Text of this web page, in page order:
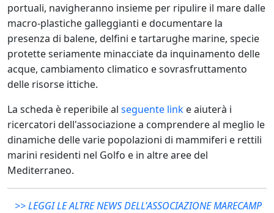
portuali, navigheranno insieme per ripulire il mare dalle
macro-plastiche galleggianti e documentare la
presenza di balene, delfini e tartarughe marine, specie
protette seriamente minacciate da inquinamento delle
acque, cambiamento climatico e sovrasfruttamento
delle risorse ittiche.
La scheda è reperibile al seguente link e aiuterà i
ricercatori dell'associazione a comprendere al meglio le
dinamiche delle varie popolazioni di mammiferi e rettili
marini residenti nel Golfo e in altre aree del
Mediterraneo.
>> LEGGI LE ALTRE NEWS DELL'ASSOCIAZIONE MARECAMP